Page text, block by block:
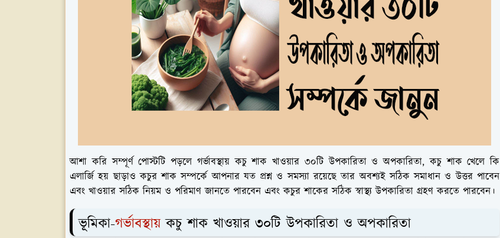
আশা করি সম্পূর্ণ পোস্টটি পড়লে গর্ভাবস্থায় কচু শাক খাওয়ার ৩০টি উপকারিতা ও অপকারিতা, কচু শাক খেলে কি
এলার্জি হয় ছাড়াও কচুর শাক সম্পর্কে আপনার যত প্রশ্ন ও সমস্যা রয়েছে তার অবশ্যই সঠিক সমাধান ও উত্তর পাবেন
এবং খাওয়ার সঠিক নিয়ম ও পরিমাণ জানতে পারবেন এবং কচুর শাকের সঠিক স্বাস্থ্য উপকারিতা গ্রহণ করতে পারবেন।
ভূমিকা-গর্ভাবস্থায় কচু শাক খাওয়ার ৩০টি উপকারিতা ও অপকারিতা